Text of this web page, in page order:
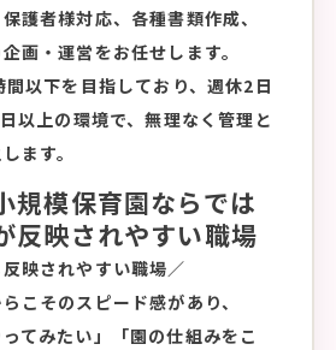
護者様対応、各種書類作成、
画・運営をお任せします。
以下を目指しており、週休2日
以上の環境で、無理なく管理と
ます。
規模保育園ならでは
反映されやすい職場
映されやすい職場／
こそのスピード感があり、
ってみたい」「園の仕組みをこ